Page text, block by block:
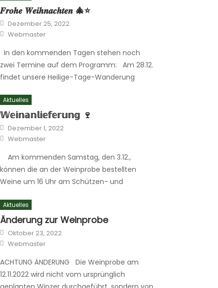
𝑭𝒓𝒐𝒉𝒆 𝑾𝒆𝒊𝒉𝒏𝒂𝒄𝒉𝒕𝒆𝒏 🎄⭐️
Posted
on
Dezember 25, 2022
Author
Webmaster
In den kommenden Tagen stehen noch
zwei Termine auf dem Programm: Am 28.12.
findet unsere Heilige-Tage-Wanderung
Bus bringt uns um 12:30 Uhr vom Schützen-
und Bürgerhaus nach Laaspherhütte. Von
dort wandern wir über Hof Breitenbach und
Feudingen bis nach Oberndorf. Im Anschluss
Aktuelles
𝕎𝕖𝕚𝕟𝕒𝕟𝕝𝕚𝕖𝕗𝕖𝕣𝕦𝕟𝕘 🍷
Posted
on
Dezember 1, 2022
Author
Webmaster
Am kommenden Samstag, den 3.12.,
können die an der Weinprobe bestellten
Weine um 16 Uhr am Schützen- und
Aktuelles
Änderung zur Weinprobe
Posted
on
Oktober 23, 2022
Author
Webmaster
ACHTUNG ÄNDERUNG Die Weinprobe am
12.11.2022 wird nicht vom ursprünglich